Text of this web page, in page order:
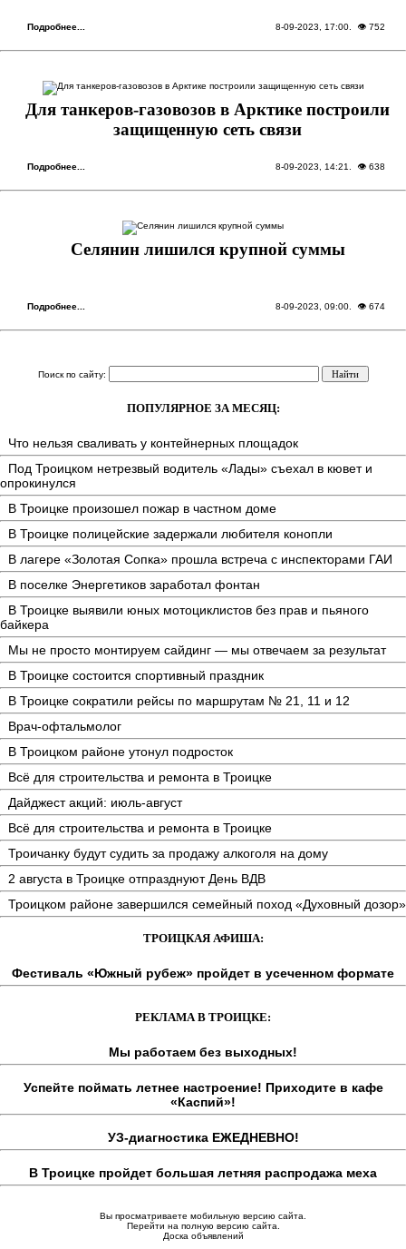
Подробнее... 8-09-2023, 17:00. 👁 752
Для танкеров-газовозов в Арктике построили
защищенную сеть связи
Подробнее... 8-09-2023, 14:21 . 👁 638
Селянин лишился крупной суммы
Подробнее... 8-09-2023, 09:00. 👁 674
Поиск по сайту:
ПОПУЛЯРНОЕ ЗА МЕСЯЦ:
Что нельзя сваливать у контейнерных площадок
Под Троицком нетрезвый водитель «Лады» съехал в кювет и
опрокинулся
В Троицке произошел пожар в частном доме
В Троицке полицейские задержали любителя конопли
В лагере «Золотая Сопка» прошла встреча с инспекторами ГАИ
В поселке Энергетиков заработал фонтан
В Троицке выявили юных мотоциклистов без прав и пьяного
байкера
Мы не просто монтируем сайдинг — мы отвечаем за результат
В Троицке состоится спортивный праздник
В Троицке сократили рейсы по маршрутам № 21, 11 и 12
Врач-офтальмолог
В Троицком районе утонул подросток
Всё для строительства и ремонта в Троицке
Дайджест акций: июль-август
Всё для строительства и ремонта в Троицке
Троичанку будут судить за продажу алкоголя на дому
2 августа в Троицке отпразднуют День ВДВ
Троицком районе завершился семейный поход «Духовный дозор»
ТРОИЦКАЯ АФИША:
Фестиваль «Южный рубеж» пройдет в усеченном формате
РЕКЛАМА В ТРОИЦКЕ:
Мы работаем без выходных!
Успейте поймать летнее настроение! Приходите в кафе
«Каспий»!
УЗ-диагностика ЕЖЕДНЕВНО!
В Троицке пройдет большая летняя распродажа меха
Вы просматриваете мобильную версию сайта.
Перейти на полную версию сайта.
Доска объявлений